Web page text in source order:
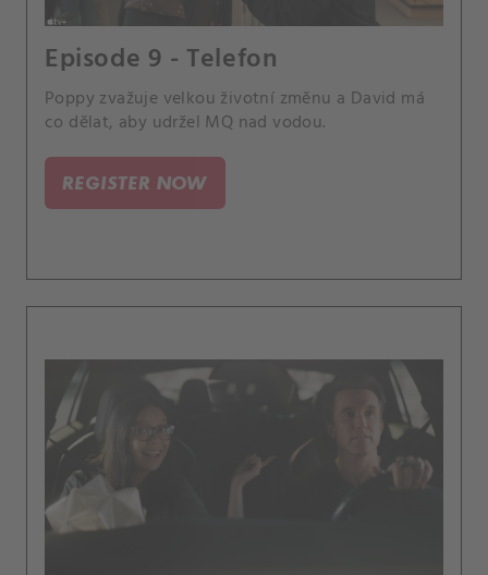
Episode 9 - Telefon
Poppy zvažuje velkou životní změnu a David má
co dělat, aby udržel MQ nad vodou.
REGISTER NOW